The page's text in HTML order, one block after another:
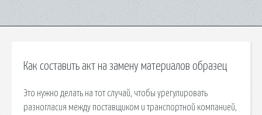
Как составить акт на замену материалов образец
Это нужно делать на тот случай, чтобы урегулировать
разногласия между поставщиком и транспортной компанией,